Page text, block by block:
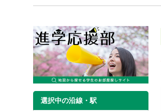
選択中の沿線・駅